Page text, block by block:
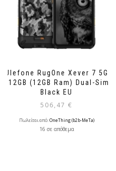
Ulefone RugOne Xever 7 5G
512GB (12GB Ram) Dual-Sim
Black EU
506,47 €
Πωλείται από:OneThing (b2b-MeTa)
16 σε απόθεμα